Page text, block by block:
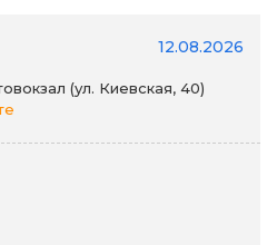
12.08.2026
(ул. Киевская, 40)